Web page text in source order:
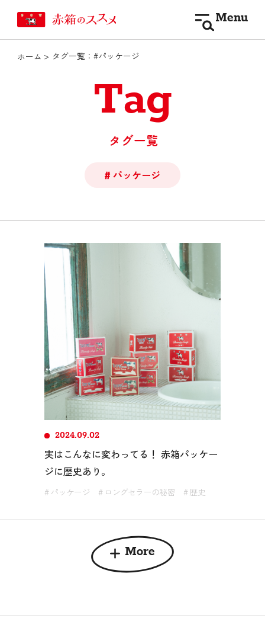
Menu
ホーム タグ一覧：#パッケージ
Tag
タグ一覧
パッケージ
2024.09.02
実はこんなに変わってる！ 赤箱パッケー
ジに歴史あり。
# パッケージ # ロングセラーの秘密 # 歴史
More